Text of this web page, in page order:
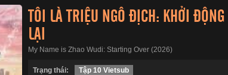
TÔI LÀ TRIỆU NGÔ ĐỊCH: KHỞI ĐỘNG
LẠI
My Name is Zhao Wudi: Starting Over (2026)
Trạng thái:
Tập 10 Vietsub